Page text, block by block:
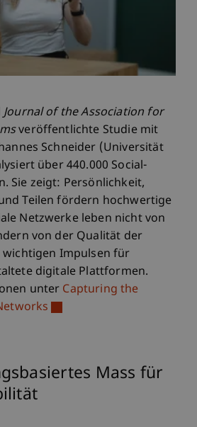
Journal of the Association for
veröffentlichte Studie mit
Schneider (Universität
über 440.000 Social-
Sie zeigt: Persönlichkeit,
Teilen fördern hochwertige
Netzwerke leben nicht von
von der Qualität der
Impulsen für
digitale Plattformen.
unter Capturing the
Mass für